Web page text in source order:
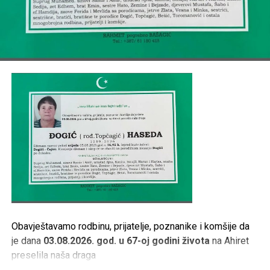
TE OSTALA MNOGOBROJNA RODBINA, PRIJATELJI I
Tweet Share
Obavještavamo rodbinu, prijatelje, poznanike i komšije da
je dana 03.08.2026. god. u 67-oj godini životana Ahiret
preselila naša draga